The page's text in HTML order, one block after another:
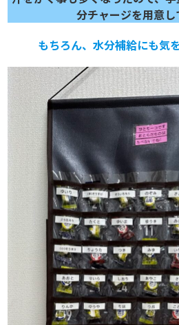
分チャージを用意し
もちろん、水分補給にも気